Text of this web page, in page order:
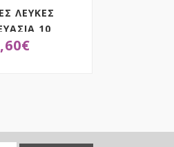
ΛΕΥΚΕΣ
10
€